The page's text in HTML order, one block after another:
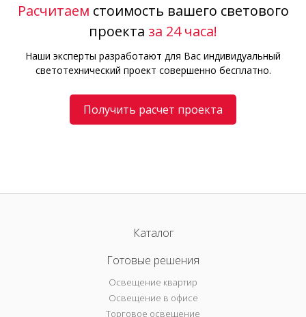
Расчитаем стоимость вашего светового
проекта за 24 часа!
Наши эксперты разработают для Вас индивидуальный
светотехнический проект совершенно бесплатно.
Получить расчет проекта
Каталог
Готовые решения
Освещение квартир
Освещение в офисе
Торговое освещение